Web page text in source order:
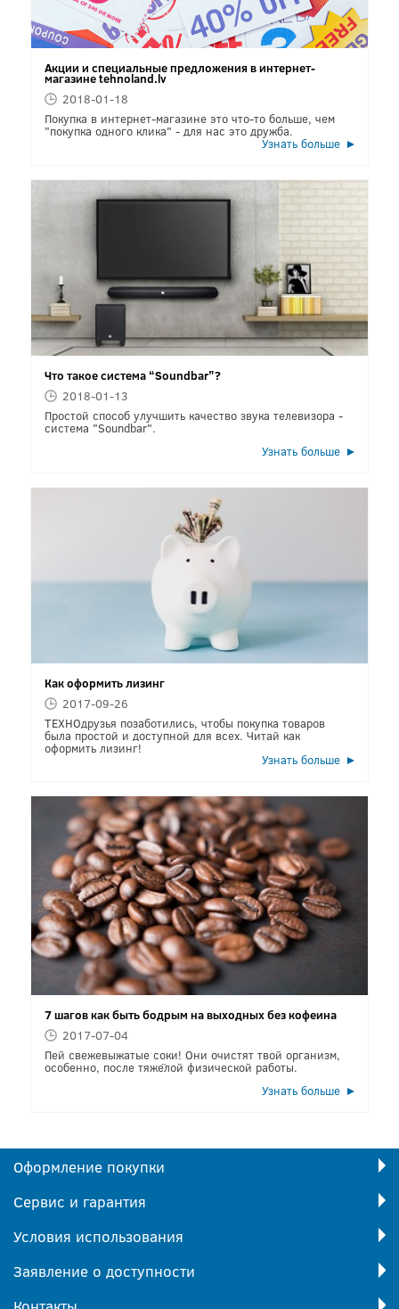
Акции и специальные предложения в интернет-
магазине tehnoland.lv
2018-01-18
Покупка в интернет-магазине это что-то больше, чем
"покупка одного клика" - для нас это дружба.
Узнать больше
Что такое система “Soundbar”?
2018-01-13
Простой способ улучшить качество звука телевизора -
система "Soundbar".
Узнать больше
Как оформить лизинг
2017-09-26
ТЕХНОдрузья позаботились, чтобы покупка товаров
была простой и доступной для всех. Читай как
оформить лизинг!
Узнать больше
7 шагов как быть бодрым на выходных без кофеина
2017-07-04
Пей свежевыжатые соки! Они очистят твой организм,
особенно, после тяжёлой физической работы.
Узнать больше
Оформление покупки
Сервис и гарантия
Условия использования
Заявление о доступности